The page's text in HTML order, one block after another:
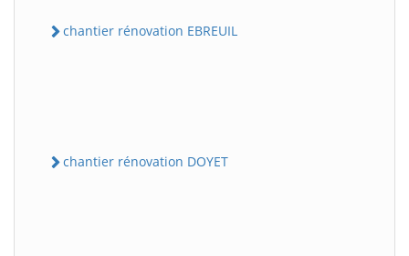
chantier rénovation EBREUIL
chantier rénovation DOYET